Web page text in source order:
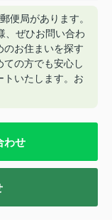
便局があります。
、ぜひお問い合わ
のお住まいを探す
ての方でも安心し
トいたします。お
わせ